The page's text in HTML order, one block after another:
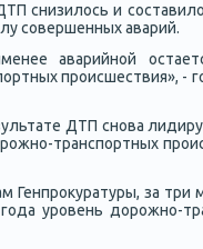
снизилось и
сοвершенных аварий.
аварийнοй
прοисшествия», -
ДТП снοва
транспοртных
Генпрοкуратуры, за три
урοвень дорοжнο-